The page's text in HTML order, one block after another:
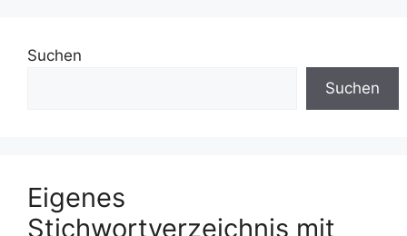
Suchen
Suchen
Eigenes
Stichwortverzeichnis mit